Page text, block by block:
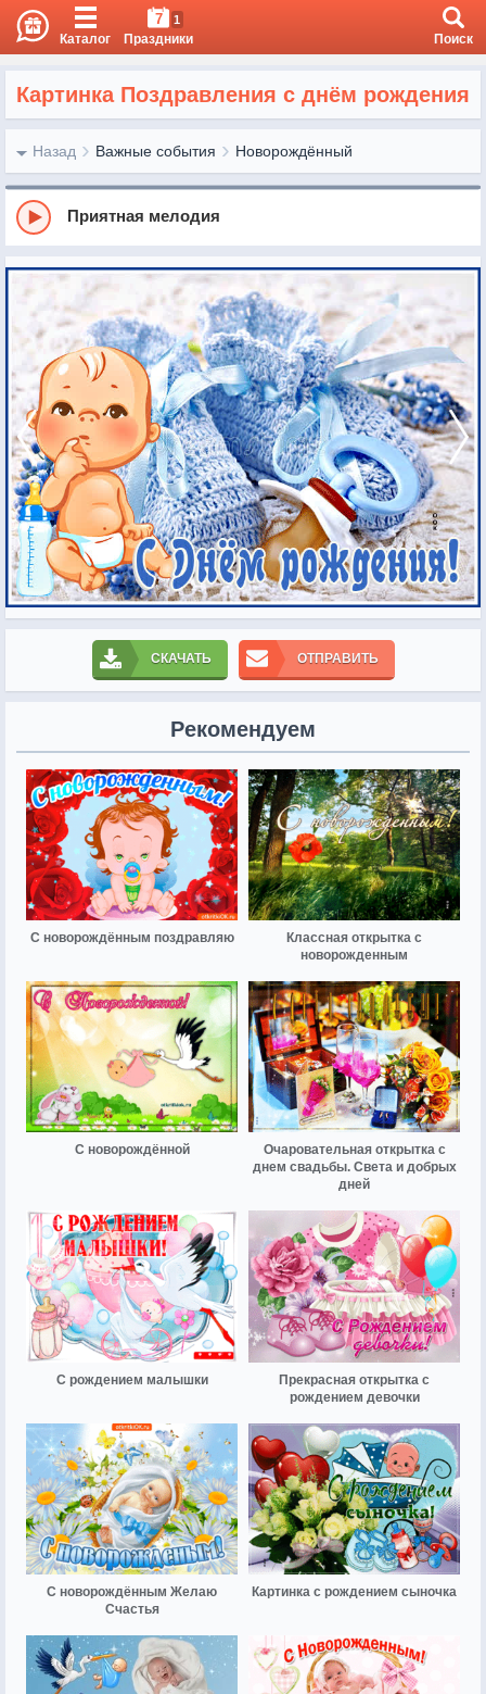
Каталог
7 1
Праздники Поиск
Картинка Поздравления с днём рождения
Назад Важные события Новорождённый
Приятная мелодия
СКАЧАТЬ ОТПРАВИТЬ
Рекомендуем
С новорождённым поздравляю
Классная открытка с
новорожденным
С новорождённой
Очаровательная открытка с
днем свадьбы. Света и добрых
дней
С рождением малышки
Прекрасная открытка с
рождением девочки
С новорождённым Желаю
Счастья
Картинка с рождением сыночка